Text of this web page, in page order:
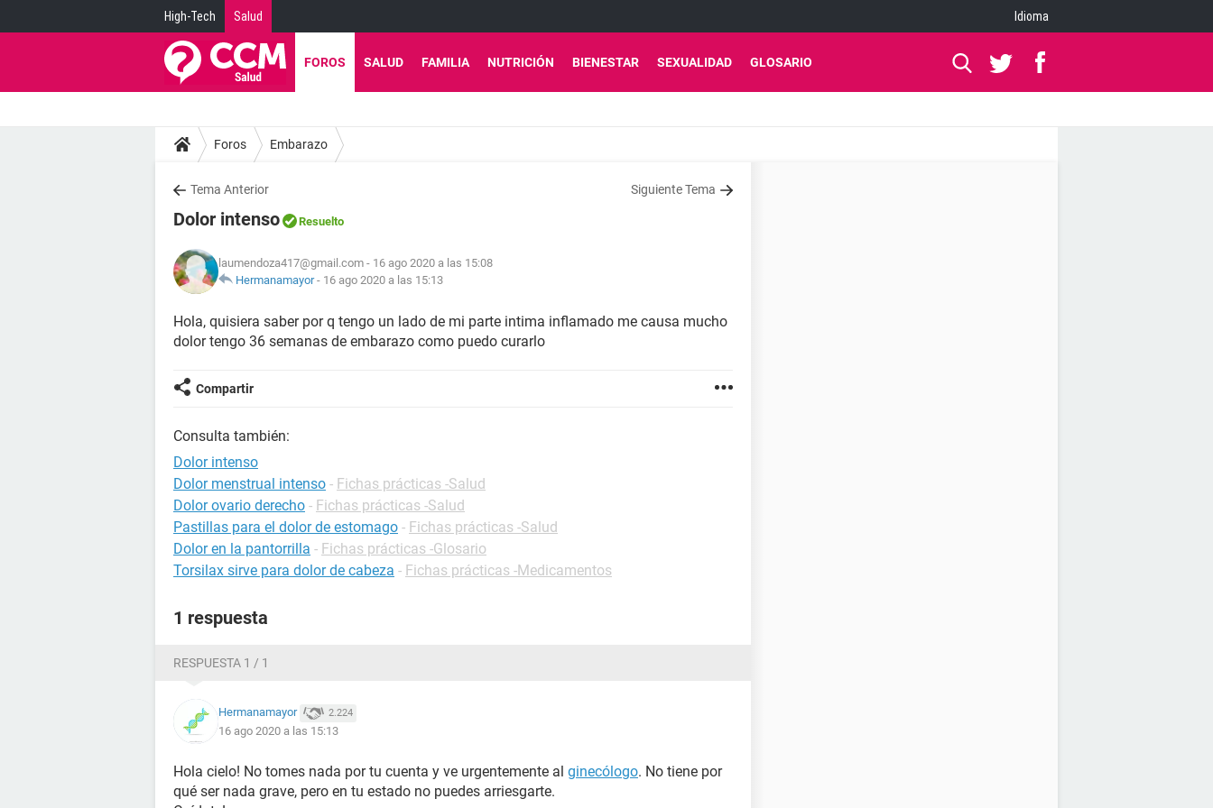
High-Tech Salud Idioma
FOROS SALUD FAMILIA NUTRICIÓN BIENESTAR SEXUALIDAD GLOSARIO
Foros Embarazo
Tema Anterior Siguiente Tema
Dolor intenso Resuelto
laumendoza417@gmail.com - 16 ago 2020 a las 15:08
Hermanamayor- 16 ago 2020 a las 15:13
Hola, quisiera saber por q tengo un lado de mi parte intima inflamado me causa mucho
dolor tengo 36 semanas de embarazo como puedo curarlo
Compartir
Consulta también:
Dolor intenso
Dolor menstrual intenso - Fichas prácticas -Salud
Dolor ovario derecho - Fichas prácticas -Salud
Pastillas para el dolor de estomago - Fichas prácticas -Salud
Dolor en la pantorrilla - Fichas prácticas -Glosario
Torsilax sirve para dolor de cabeza - Fichas prácticas -Medicamentos
1 respuesta
RESPUESTA 1 / 1
Hermanamayor 2.224
16 ago 2020 a las 15:13
Hola cielo! No tomes nada por tu cuenta y ve urgentemente al ginecólogo. No tiene por
qué ser nada grave, pero en tu estado no puedes arriesgarte.